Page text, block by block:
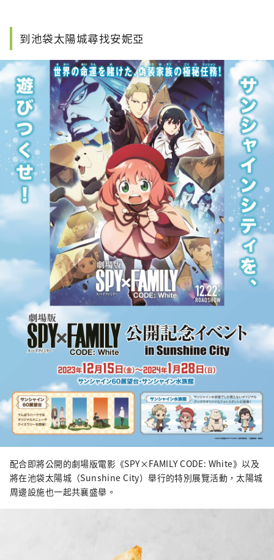
到池袋太陽城尋找安妮亞
配合即將公開的劇場版電影《SPY×FAMILY CODE: White》以及
將在池袋太陽城（Sunshine City）舉行的特別展覽活動，太陽城
周邊設施也一起共襄盛舉。